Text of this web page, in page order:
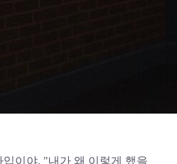
이야. "내가 왜 이렇게 했을